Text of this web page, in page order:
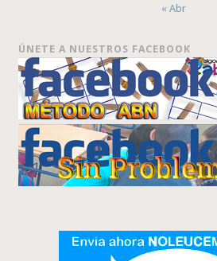
« Abr
ÚNETE A NUESTROS FACEBOOK